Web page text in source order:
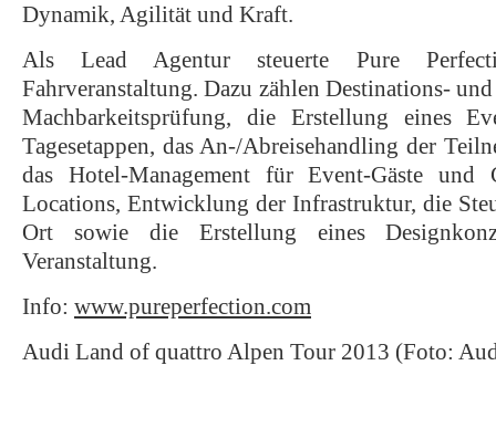
Dynamik, Agilität und Kraft.
Als Lead Agentur steuerte Pure
Fahrveranstaltung. Dazu zählen Destinations-
Machbarkeitsprüfung, die Erstellung eines
Tagesetappen, das An-/Abreisehandling der
das Hotel-Management für Event-Gäste
Locations, Entwicklung der Infrastruktur, die
Ort sowie die Erstellung eines
Veranstaltung.
Info: www.pureperfection.com
Audi Land of quattro Alpen Tour 2013 (Foto: